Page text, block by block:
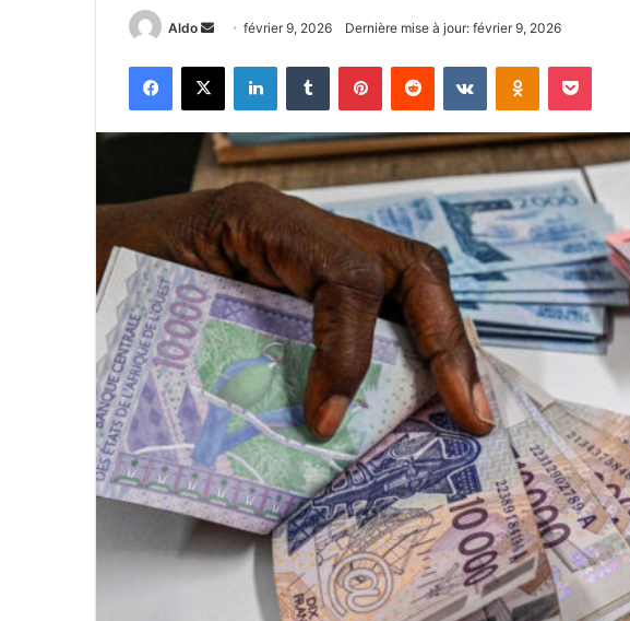
Aldo
Envoyer
courriel
février 9, 2026 Dernière mise à jour: février 9, 2026
Facebook
X LinkedinTumblr PinterestReddit VKontakteOdnoklassniki
Pocket